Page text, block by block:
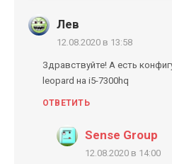
Лев
12.08.2020 в 13:58
Здравствуйте! А есть
leopard на i5-7300hq
ОТВЕТИТЬ
Sense Group
12.08.2020 в 14:00